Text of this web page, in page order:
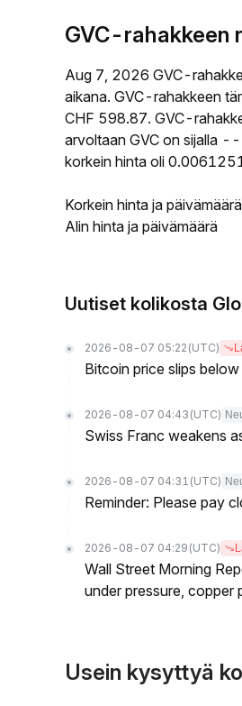
GVC-rahakkeen
Aug 7, 2026 GVC-
aikana. GVC-rahakkeen
CHF 598.87. GVC-
arvoltaan GVC on sijalla
korkein hinta oli
Korkein hinta ja päivämäärä
Alin hinta ja päivämäärä
Uutiset kolikosta
2026-08-07 05:22 (UTC)
Bitcoin price slips
2026-08-07 04:43 (UTC)
Swiss Franc weakens
2026-08-07 04:31 (UTC)
Reminder: Please pay
2026-08-07 04:29 (UTC)
Wall Street Morning
under pressure, copper
Usein kysyttyä